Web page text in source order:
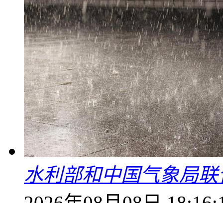
水利部和中国气象局